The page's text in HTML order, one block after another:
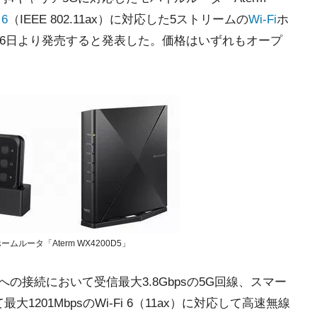
（IEEE 802.11ax）に対応した5ストリームのWi-Fiホ
より発売すると発表した。価格はいずれもオープ
ムルータ「Aterm WX4200D5」
の接続において受信最大3.8Gbpsの5G回線、スマー
大1201MbpsのWi-Fi 6（11ax）に対応して高速無線